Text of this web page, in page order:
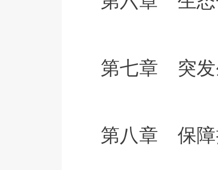
第七章 突发
第八章 保障